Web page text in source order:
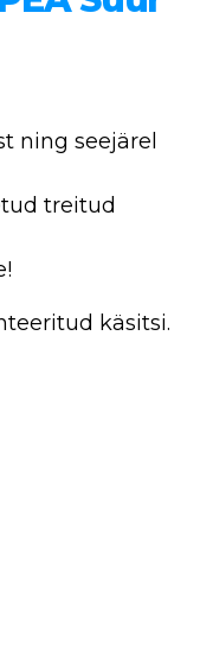
ning seejärel
treitud
käsitsi.